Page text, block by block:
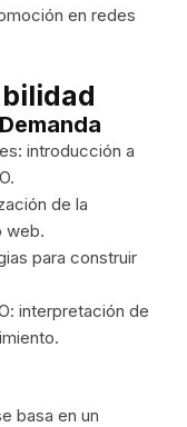
en redes
introducción a
de la
web.
para construir
interpretación de
basa en un